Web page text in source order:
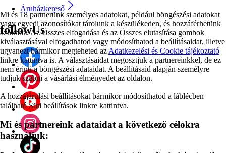
Mi és 18 partnerünk személyes adatokat, például böngészési adatokat
vagy egyedi azonosítókat tárolunk a készülékeden, és hozzáférhetünk
azokhoz. Az Összes elfogadása és az Összes elutasítása gombok
kiválasztásával elfogadhatod vagy módosíthatod a beállításaidat, illetve
ugyanezt bármikor megteheted az Adatkezelési és Cookie tájékoztató
linkre kattintva is. A választásaidat megosztjuk a partnereinkkel, de ez
nem érinti a böngészési adataidat. A beállításaid alapján személyre
tudjuk szabni a vásárlási élményedet az oldalon.
A hozzájárulási beállításokat bármikor módosíthatod a láblécben
található Süti beállítások linkre kattintva.
Mi és partnereink adataidat a következő célokra
használjuk:
Áruházkereső
followUs